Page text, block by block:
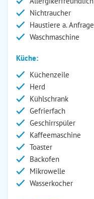
Nichtraucher
Haustiere a. Anfrage
Waschmaschine
Küche:
Küchenzeile
Herd
Kühlschrank
Gefrierfach
Geschirrspüler
Kaffeemaschine
Toaster
Backofen
Mikrowelle
Wasserkocher